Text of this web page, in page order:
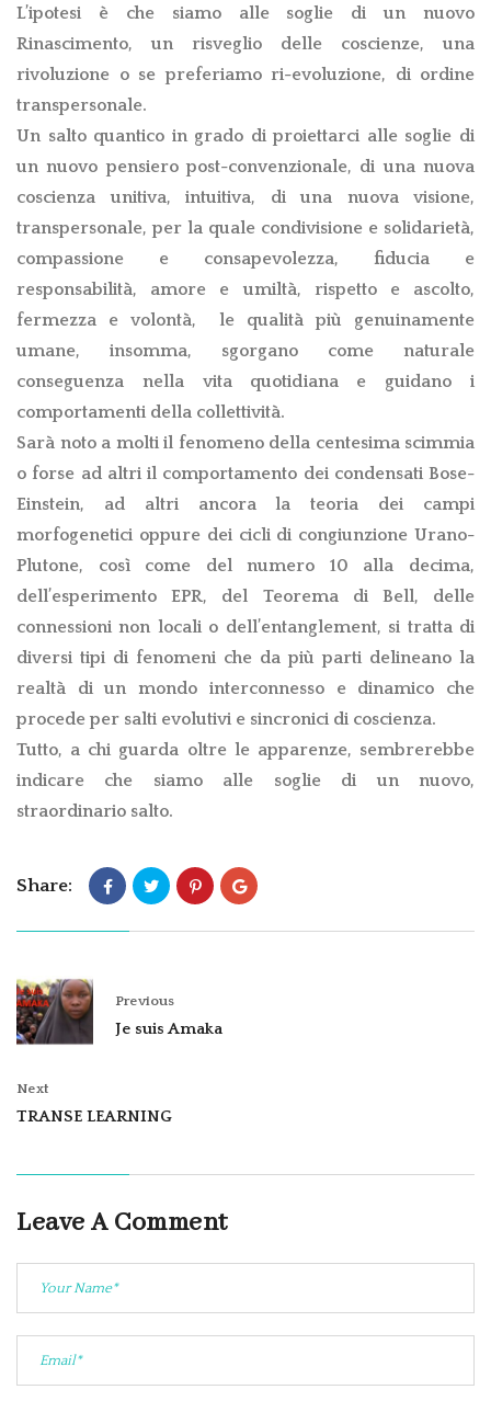
L’ipotesi è che siamo alle soglie di un nuovo
Rinascimento, un risveglio delle coscienze, una
rivoluzione o se preferiamo ri-evoluzione, di ordine
transpersonale.
Un salto quantico in grado di proiettarci alle soglie di
un nuovo pensiero post-convenzionale, di una nuova
coscienza unitiva, intuitiva, di una nuova visione,
transpersonale, per la quale condivisione e solidarietà,
compassione e consapevolezza, fiducia e
responsabilità, amore e umiltà, rispetto e ascolto,
fermezza e volontà,
le qualità più genuinamente
umane, insomma, sgorgano come naturale
conseguenza nella vita quotidiana e guidano i
comportamenti della collettività.
Sarà noto a molti il fenomeno della centesima scimmia
o forse ad altri il comportamento dei condensati Bose-
Einstein, ad altri ancora la teoria dei campi
morfogenetici oppure dei cicli di congiunzione Urano-
Plutone, così come del numero 10 alla decima,
dell’esperimento EPR, del Teorema di Bell, delle
connessioni non locali o dell’entanglement, si tratta di
diversi tipi di fenomeni che da più parti delineano la
realtà di un mondo interconnesso e dinamico che
procede per salti evolutivi e sincronici di coscienza.
Tutto, a chi guarda oltre le apparenze, sembrerebbe
indicare che siamo alle soglie di un nuovo,
straordinario salto.
Share:
Previous
Je suis Amaka
Next
TRANSE LEARNING
Leave A Comment